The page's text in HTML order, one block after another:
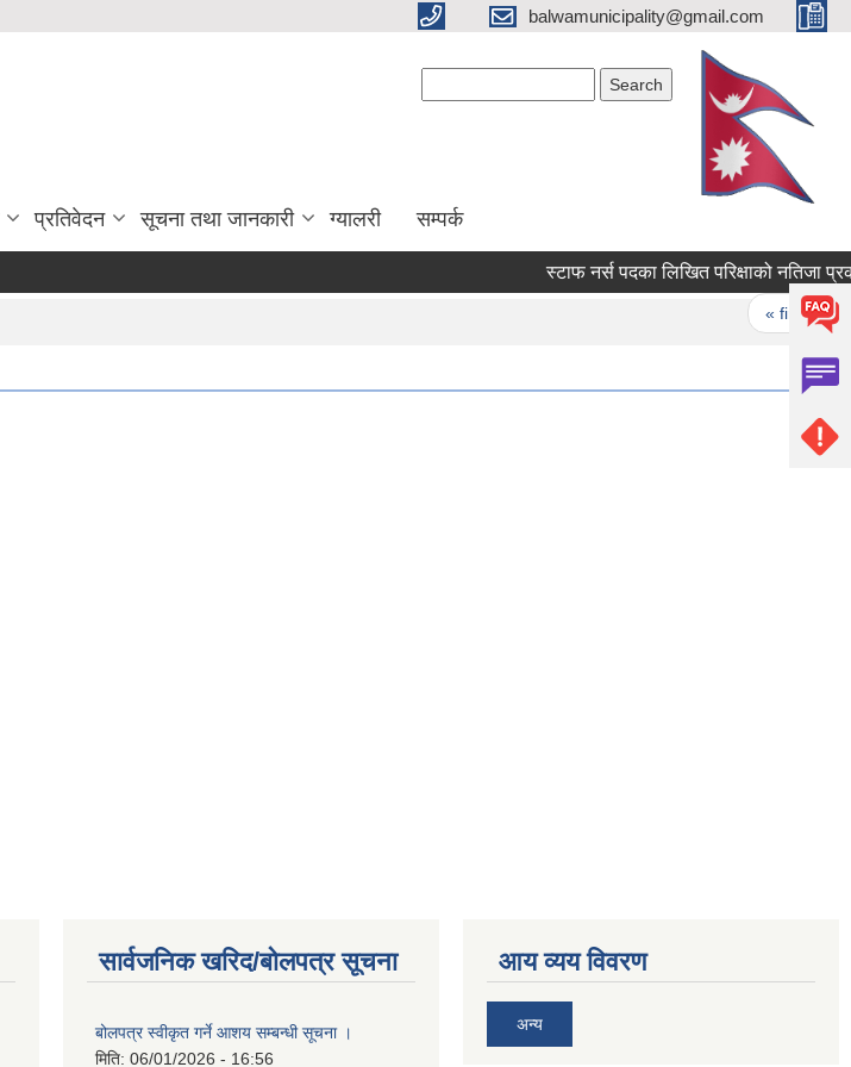
balwamunicipality@gmail.com
प्रतिवेदन सूचना तथा जानकारी ग्यालरी सम्पर्क
स्टाफ नर्स पदका लिखित परिक्षाको
« first
सार्वजनिक खरिद/बोलपत्र सूचना
बोलपत्र स्वीकृत गर्ने आशय सम्बन्धी सूचना ।
मिति: 06/01/2026 - 16:56
आय व्यय विवरण
अन्य